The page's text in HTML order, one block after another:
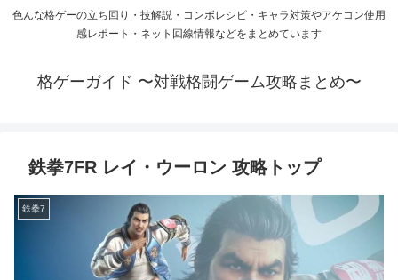
色んな格ゲーの立ち回り・技解説・コンボレシピ・キャラ対策やアケコン使用
感レポート・ネット回線情報などをまとめています
格ゲーガイド 〜対戦格闘ゲーム攻略まとめ〜
鉄拳7FR レイ・ウーロン 攻略トップ
鉄拳7